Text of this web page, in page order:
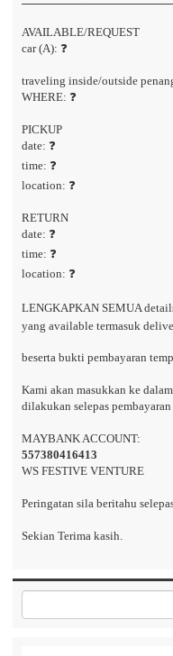
AVAILABLE/REQUEST
car (A): ❓
traveling inside/outside
WHERE: ❓
PICKUP
date: ❓
time: ❓
location: ❓
RETURN
date: ❓
time: ❓
location: ❓
LENGKAPKAN SEMUA
yang available termasuk
beserta bukti pembayaran
Kami akan masukkan ke
dilakukan selepas
MAYBANK ACCOUNT:
557380416413
WS FESTIVE VENTURE
Peringatan sila beritahu
Sekian Terima kasih.